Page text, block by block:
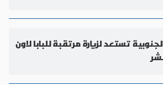
تستعد لزيارة مرتقبة للبابا لاون